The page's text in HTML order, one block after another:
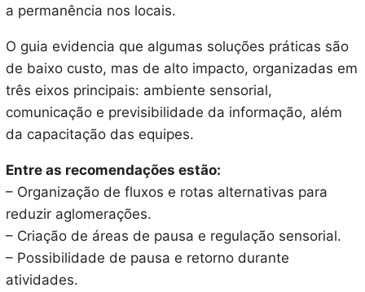
a permanência nos locais.
O guia evidencia que algumas soluções práticas são
de baixo custo, mas de alto impacto, organizadas em
três eixos principais: ambiente sensorial,
comunicação e previsibilidade da informação, além
da capacitação das equipes.
Entre as recomendações estão:
– Organização de fluxos e rotas alternativas para
reduzir aglomerações.
– Criação de áreas de pausa e regulação sensorial.
– Possibilidade de pausa e retorno durante
atividades.